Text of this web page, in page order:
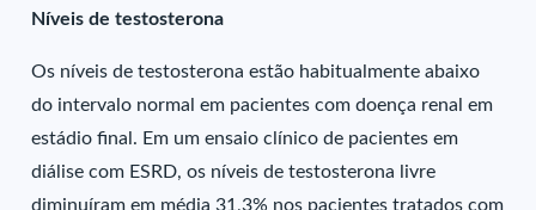
Níveis de testosterona
Os níveis de testosterona estão habitualmente abaixo
do intervalo normal em pacientes com doença renal em
estádio final. Em um ensaio clínico de pacientes em
diálise com ESRD, os níveis de testosterona livre
diminuíram em média 31,3% nos pacientes tratados com